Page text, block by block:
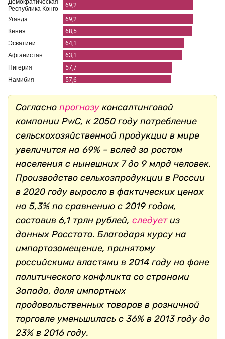
Согласно прогнозу консалтинговой
компании PwC, к 2050 году потребление
сельскохозяйственной продукции в мире
увеличится на 69% – вслед за ростом
населения с нынешних 7 до 9 млрд человек.
Производство сельхозпродукции в России
в 2020 году выросло в фактических ценах
на 5,3% по сравнению с 2019 годом,
составив 6,1 трлн рублей, следуетиз
данных Росстата. Благодаря курсу на
импортозамещение, принятому
российскими властями в 2014 году на фоне
политического конфликта со странами
Запада, доля импортных
продовольственных товаров в розничной
торговле уменьшилась с 36% в 2013 году до
23% в 2016 году.